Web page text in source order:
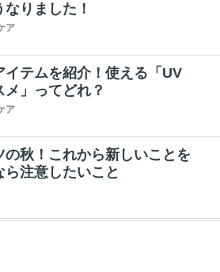
なりました！
ア
イテムを紹介！使える「UV
メ」ってどれ？
ア
の秋！これから新しいことを
ら注意したいこと